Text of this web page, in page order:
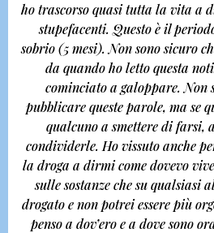
ho trascorso quasi tutta la vita a
stupefacenti. Questo è il
sobrio (5 mesi). Non sono sicuro
da quando ho letto questa
cominciato a galoppare. Non
pubblicare queste parole, ma se
qualcuno a smettere di farsi,
condividerle. Ho vissuto anche
la droga a dirmi come dovevo
sulle sostanze che su qualsiasi
drogato e non potrei essere più
penso a dov’ero e a dove sono